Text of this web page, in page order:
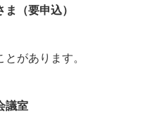
（要申込）
があります。
議室